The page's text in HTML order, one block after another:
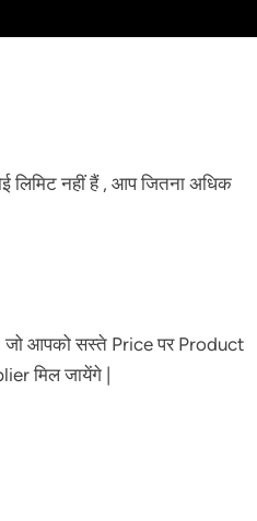
लिमिट नहीं हैं , आप जितना अधिक
जो आपको सस्ते Price पर Product
मिल जायेंगे |